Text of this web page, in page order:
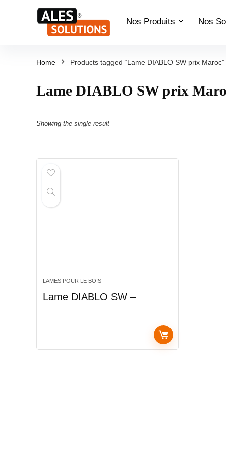
Nos Produits Nos
Home Products tagged “Lame DIABLO SW prix Maroc”
Lame DIABLO SW prix
Showing the single result
LAMES POUR LE BOIS
Lame DIABLO SW –